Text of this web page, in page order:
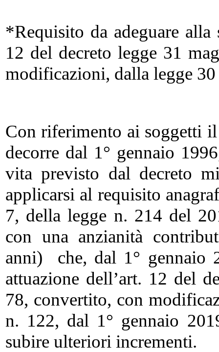
*Requisito da adeguare
12 del decreto legge 31
modificazioni, dalla legge
Con riferimento ai soggetti
decorre dal 1° gennaio
vita previsto dal decreto
applicarsi al requisito
7, della legge n. 214 del
con una anzianità
anni) che, dal 1° gennaio
attuazione dell’art. 12 del
78, convertito, con
n. 122, dal 1° gennaio
subire ulteriori incrementi.